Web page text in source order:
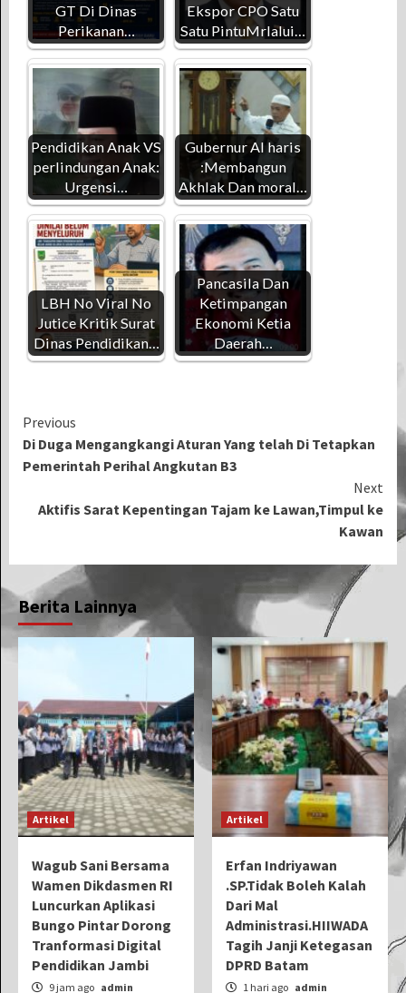
GT Di Dinas
Perikanan…
Ekspor CPO Satu
Satu PintuMrlalui…
Pendidikan Anak VS
perlindungan Anak:
Urgensi…
Gubernur Al haris
:Membangun
Akhlak Dan moral…
LBH No Viral No
Jutice Kritik Surat
Dinas Pendidikan…
Pancasila Dan
Ketimpangan
Ekonomi Ketia
Daerah…
Continue
Reading
Previous
Di Duga Mengangkangi Aturan Yang telah Di Tetapkan
Pemerintah Perihal Angkutan B3
Next
Aktifis Sarat Kepentingan Tajam ke Lawan,Timpul ke
Kawan
Berita Lainnya
Artikel
Wagub Sani Bersama
Wamen Dikdasmen RI
Luncurkan Aplikasi
Bungo Pintar Dorong
Tranformasi Digital
Pendidikan Jambi
9 jam ago admin
Artikel
Erfan Indriyawan
.SP.Tidak Boleh Kalah
Dari Mal
Administrasi.HIIWADA
Tagih Janji Ketegasan
DPRD Batam
1 hari ago admin